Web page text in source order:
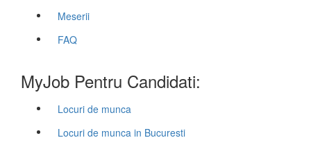
Meserii
FAQ
MyJob Pentru Candidati:
Locuri de munca
Locuri de munca in Bucuresti